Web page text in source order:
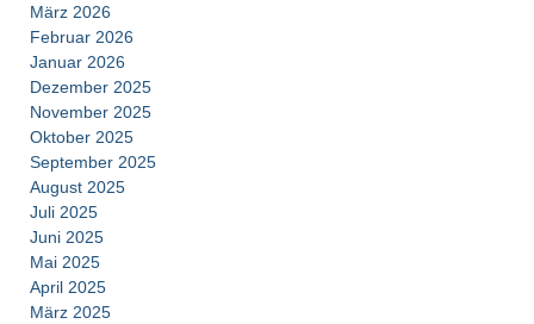
März 2026
Februar 2026
Januar 2026
Dezember 2025
November 2025
Oktober 2025
September 2025
August 2025
Juli 2025
Juni 2025
Mai 2025
April 2025
März 2025